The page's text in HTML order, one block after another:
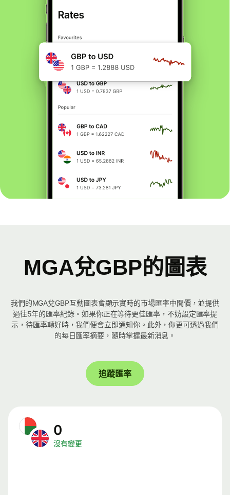
MGA兌GBP的圖表
我們的MGA兌GBP互動圖表會顯示實時的市場匯率中間價，並提供
過往5年的匯率紀錄。如果你正在等待更佳匯率，不妨設定匯率提
示，待匯率轉好時，我們便會立即通知你。此外，你更可透過我們
的每日匯率摘要，隨時掌握最新消息。
追蹤匯率
0
沒有變更